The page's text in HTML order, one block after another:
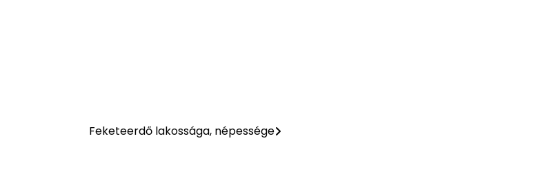
Feketeerdő lakossága, népessége